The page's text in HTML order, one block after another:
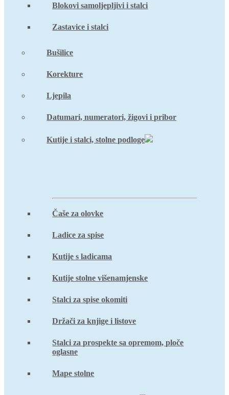
Blokovi samoljepljivi i stalci
Zastavice i stalci
Bušilice
Korekture
Ljepila
Datumari, numeratori, žigovi i pribor
Kutije i stalci, stolne podloge
Čaše za olovke
Ladice za spise
Kutije s ladicama
Kutije stolne višenamjenske
Stalci za spise okomiti
Držači za knjige i listove
Stalci za prospekte sa opremom, ploče
oglasne
Mape stolne